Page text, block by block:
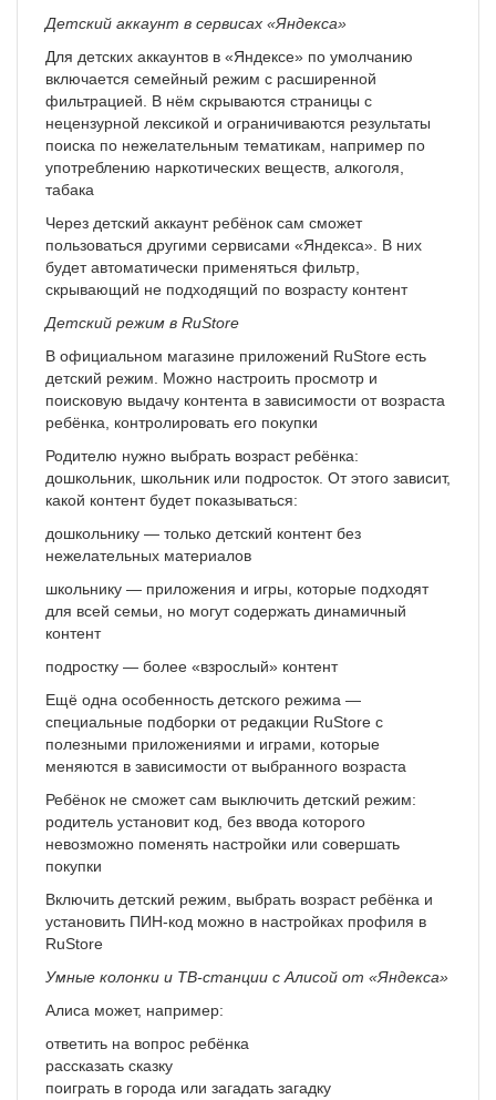
Детский аккаунт в сервисах «Яндекса»
Для детских аккаунтов в «Яндексе» по умолчанию
включается семейный режим с расширенной
фильтрацией. В нём скрываются страницы с
нецензурной лексикой и ограничиваются результаты
поиска по нежелательным тематикам, например по
употреблению наркотических веществ, алкоголя,
табака
Через детский аккаунт ребёнок сам сможет
пользоваться другими сервисами «Яндекса». В них
будет автоматически применяться фильтр,
скрывающий не подходящий по возрасту контент
Детский режим в RuStore
В официальном магазине приложений RuStore есть
детский режим. Можно настроить просмотр и
поисковую выдачу контента в зависимости от возраста
ребёнка, контролировать его покупки
Родителю нужно выбрать возраст ребёнка:
дошкольник, школьник или подросток. От этого зависит,
какой контент будет показываться:
дошкольнику — только детский контент без
нежелательных материалов
школьнику — приложения и игры, которые подходят
для всей семьи, но могут содержать динамичный
контент
подростку — более «взрослый» контент
Ещё одна особенность детского режима —
специальные подборки от редакции RuStore с
полезными приложениями и играми, которые
меняются в зависимости от выбранного возраста
Ребёнок не сможет сам выключить детский режим:
родитель установит код, без ввода которого
невозможно поменять настройки или совершать
покупки
Включить детский режим, выбрать возраст ребёнка и
установить ПИН‑код можно в настройках профиля в
RuStore
Умные колонки и ТВ-станции с Алисой от «Яндекса»
Алиса может, например:
ответить на вопрос ребёнка
рассказать сказку
поиграть в города или загадать загадку